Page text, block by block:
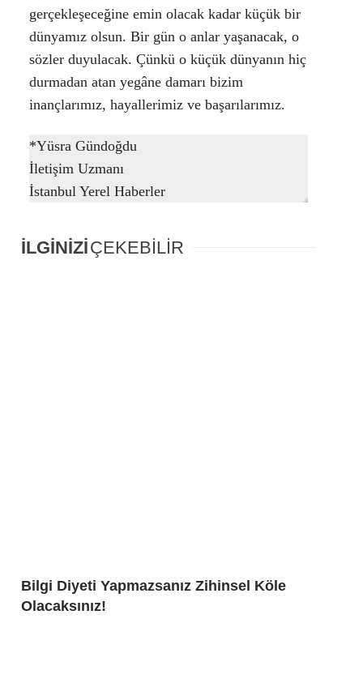
gerçekleşeceğine emin olacak kadar küçük bir
dünyamız olsun. Bir gün o anlar yaşanacak, o
sözler duyulacak. Çünkü o küçük dünyanın hiç
durmadan atan yegâne damarı bizim
inançlarımız, hayallerimiz ve başarılarımız.
*Yüsra Gündoğdu
İletişim Uzmanı
İstanbul Yerel Haberler
İLGİNİZİÇEKEBİLİR
Bilgi Diyeti Yapmazsanız Zihinsel Köle
Olacaksınız!